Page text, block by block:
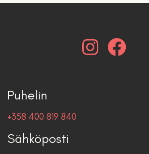
Puhelin
+358 400 819 840
Sähköposti